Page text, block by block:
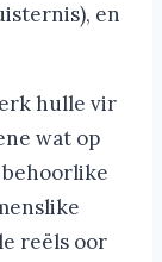
en
hulle vir
wat op
behoorlike
reëls oor